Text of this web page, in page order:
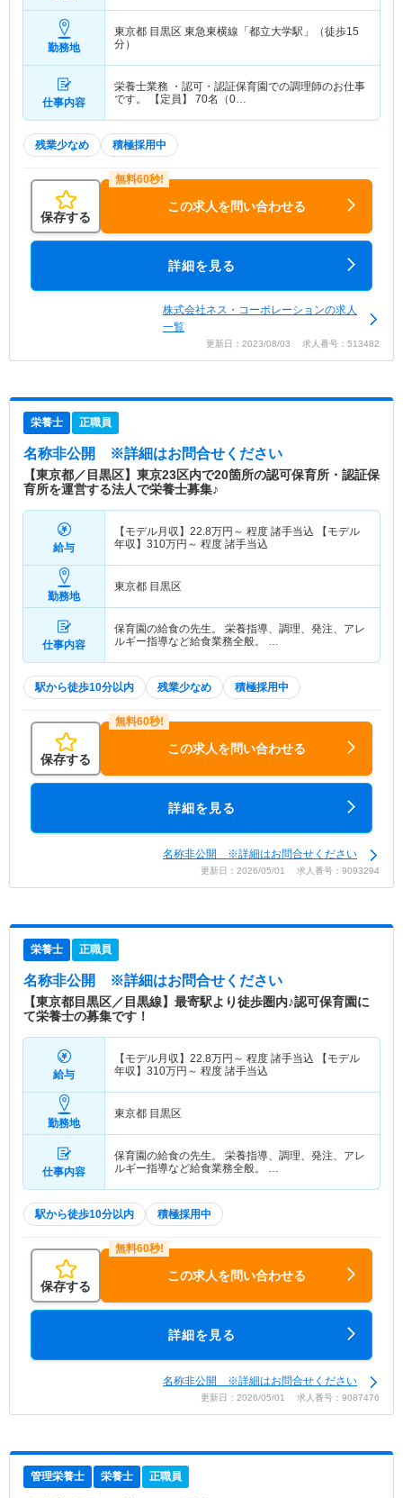
勤務地
東京都 目黒区 東急東横線「都立大学駅」（徒歩15
分）
仕事内容
栄養士業務 ・認可・認証保育園での調理師のお仕事
です。 【定員】 70名（0…
残業少なめ 積極採用中
保存する
この求人を問い合わせる
詳細を見る
株式会社ネス・コーポレーションの求人
一覧
更新日：2023/08/03 求人番号：513482
栄養士 正職員
名称非公開 ※詳細はお問合せください
【東京都／目黒区】東京23区内で20箇所の認可保育所・認証保
育所を運営する法人で栄養士募集♪
給与
【モデル月収】 22.8万円～ 程度 諸手当込 【モデル
年収】 310万円～ 程度 諸手当込
勤務地
東京都 目黒区
仕事内容
保育園の給食の先生。 栄養指導、調理、発注、アレ
ルギー指導など給食業務全般。 …
駅から徒歩10分以内 残業少なめ 積極採用中
保存する
この求人を問い合わせる
詳細を見る
名称非公開 ※詳細はお問合せください
更新日：2026/05/01 求人番号：9093294
栄養士 正職員
名称非公開 ※詳細はお問合せください
【東京都目黒区／目黒線】最寄駅より徒歩圏内♪認可保育園に
て栄養士の募集です！
給与
【モデル月収】 22.8万円～ 程度 諸手当込 【モデル
年収】 310万円～ 程度 諸手当込
勤務地
東京都 目黒区
仕事内容
保育園の給食の先生。 栄養指導、調理、発注、アレ
ルギー指導など給食業務全般。 …
駅から徒歩10分以内 積極採用中
保存する
この求人を問い合わせる
詳細を見る
名称非公開 ※詳細はお問合せください
更新日：2026/05/01 求人番号：9087476
管理栄養士 栄養士 正職員